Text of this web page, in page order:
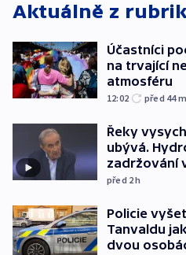
Aktuálně z
Účastníci
na trvající
atmosféru
12:02 před 44m
Řeky
ubývá.
zadržování
před 2h
Policie
Tanvaldu
dvou